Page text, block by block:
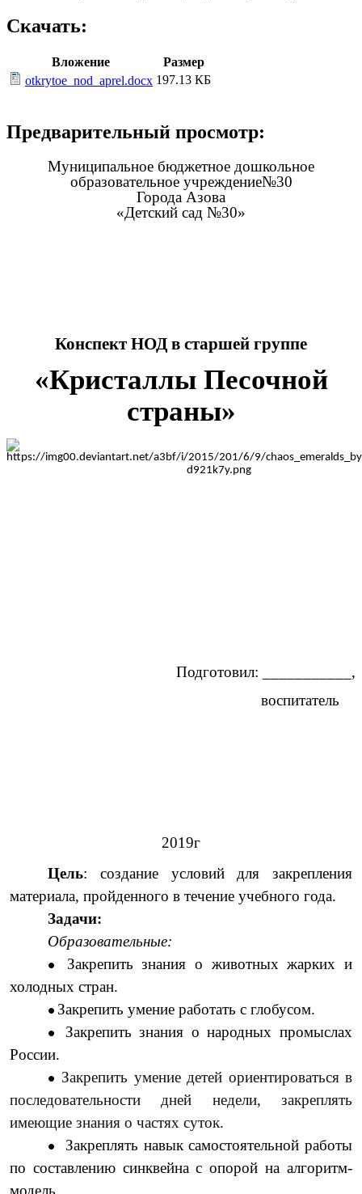
Скачать:
Вложение
Размер
otkrytoe_nod_aprel.docx 197.13 КБ
Предварительный просмотр:
Муниципальное бюджетное дошкольное
образовательное учреждение№30
Города Азова
«Детский сад №30»
Конспект НОД в старшей группе
«Кристаллы Песочной
страны»
Подготовил: ___________,
воспитатель
2019г
Цель: создание условий для закрепления
материала, пройденного в течение учебного года.
Задачи:
Образовательные:
Закрепить знания о животных жарких и
холодных стран.
Закрепить умение работать с глобусом.
Закрепить знания о народных промыслах
России.
Закрепить умение детей ориентироваться в
последовательности дней недели, закреплять
имеющие знания о частях суток.
Закреплять навык самостоятельной работы
по составлению синквейна с опорой на алгоритм-
модель.